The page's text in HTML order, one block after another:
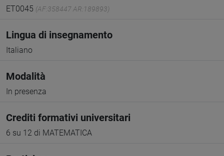
ET0045 (AF:358447 AR:189893)
Lingua di insegnamento
Italiano
Modalità
In presenza
Crediti formativi universitari
6 su 12 di MATEMATICA